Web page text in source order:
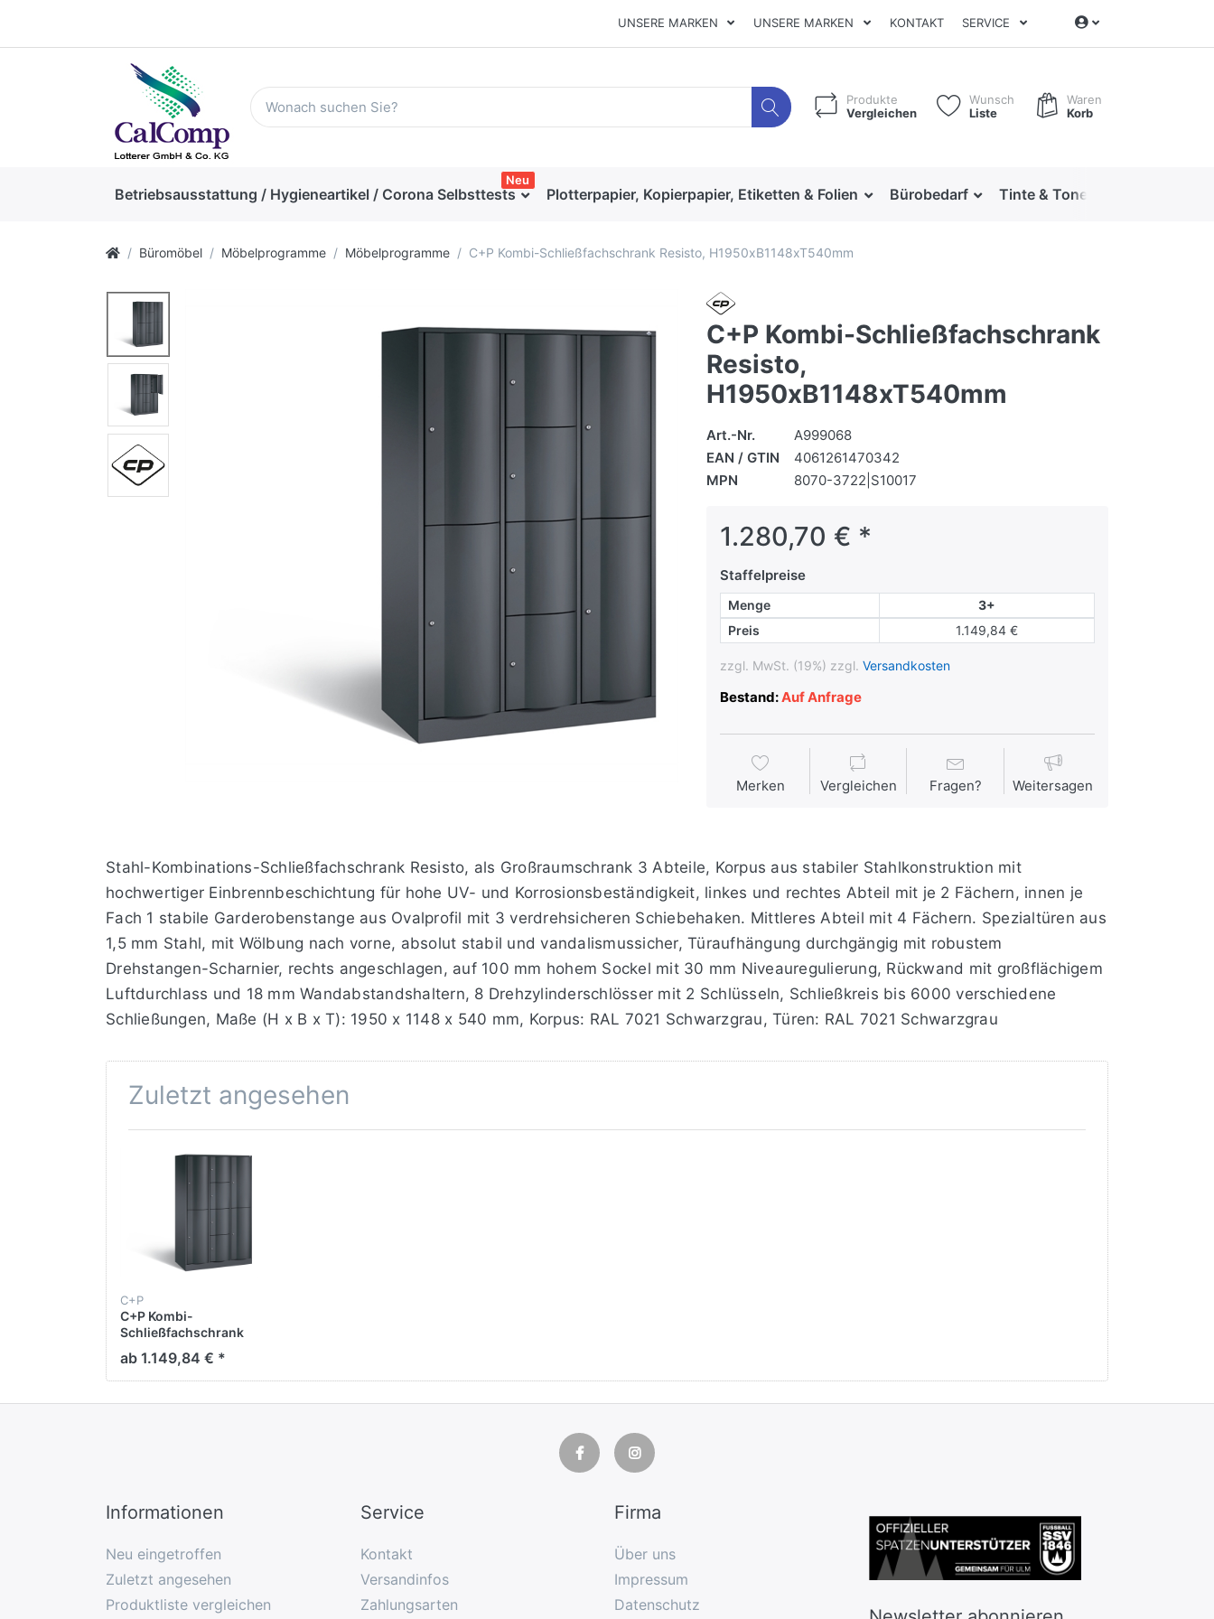
UNSERE MARKEN UNSERE MARKEN KONTAKT SERVICE
Produkte
Vergleichen
Wunsch
Liste
Waren
Korb
Betriebsausstattung / Hygieneartikel / Corona Selbsttests
Neu
Plotterpapier, Kopierpapier, Etiketten & Folien Bürobedarf Tinte & Toner
Büromöbel Möbelprogramme Möbelprogramme C+P Kombi-Schließfachschrank Resisto, H1950xB1148xT540mm
C+P Kombi-Schließfachschrank
Resisto,
H1950xB1148xT540mm
Art.-Nr.
A999068
EAN / GTIN
4061261470342
MPN
8070-3722|S10017
1.280,70 € *
Staffelpreise
Menge
3+
Preis
1.149,84 €
zzgl. MwSt. (19%) zzgl. Versandkosten
Bestand:Auf Anfrage
Merken Vergleichen Fragen? Weitersagen
Stahl-Kombinations-Schließfachschrank Resisto, als Großraumschrank 3 Abteile, Korpus aus stabiler Stahlkonstruktion mit
hochwertiger Einbrennbeschichtung für hohe UV- und Korrosionsbeständigkeit, linkes und rechtes Abteil mit je 2 Fächern, innen je
Fach 1 stabile Garderobenstange aus Ovalprofil mit 3 verdrehsicheren Schiebehaken. Mittleres Abteil mit 4 Fächern. Spezialtüren aus
1,5 mm Stahl, mit Wölbung nach vorne, absolut stabil und vandalismussicher, Türaufhängung durchgängig mit robustem
Drehstangen-Scharnier, rechts angeschlagen, auf 100 mm hohem Sockel mit 30 mm Niveauregulierung, Rückwand mit großflächigem
Luftdurchlass und 18 mm Wandabstandshaltern, 8 Drehzylinderschlösser mit 2 Schlüsseln, Schließkreis bis 6000 verschiedene
Schließungen, Maße (H x B x T): 1950 x 1148 x 540 mm, Korpus: RAL 7021 Schwarzgrau, Türen: RAL 7021 Schwarzgrau
Zuletzt angesehen
C+P
C+P Kombi-
Schließfachschrank
ab 1.149,84 € *
Informationen
Neu eingetroffen
Zuletzt angesehen
Produktliste vergleichen
Service
Kontakt
Versandinfos
Zahlungsarten
Firma
Über uns
Impressum
Datenschutz